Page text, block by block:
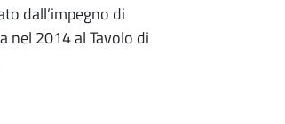
dall’impegno di
nel 2014 al Tavolo di